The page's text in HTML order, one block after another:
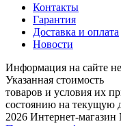
Контакты
Гарантия
Доставка и оплата
Новости
Информация на сайте
Указанная стоимость
товаров и условия их
состоянию на текущую
2026 Интернет-магазин